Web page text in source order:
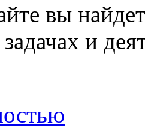
вы
и